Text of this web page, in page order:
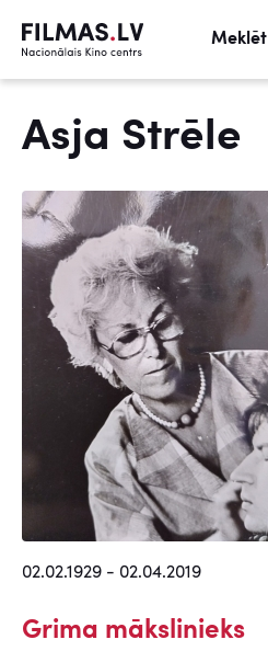
Meklēt
Asja Strēle
02.02.1929 - 02.04.2019
Grima mākslinieks